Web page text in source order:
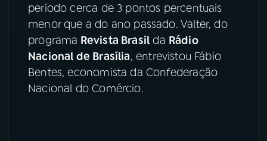
08FESTIVAL DE MÚSICA
ACOMPANHE A RÁDIO NACIONAL
YouTube Facebook
período cerca de 3 pontos percentuais
menor que a do ano passado. Valter, do
programa Revista Brasil da Rádio
Nacional de Brasília, entrevistou Fábio
Bentes, economista da Confederação
Nacional do Comércio.